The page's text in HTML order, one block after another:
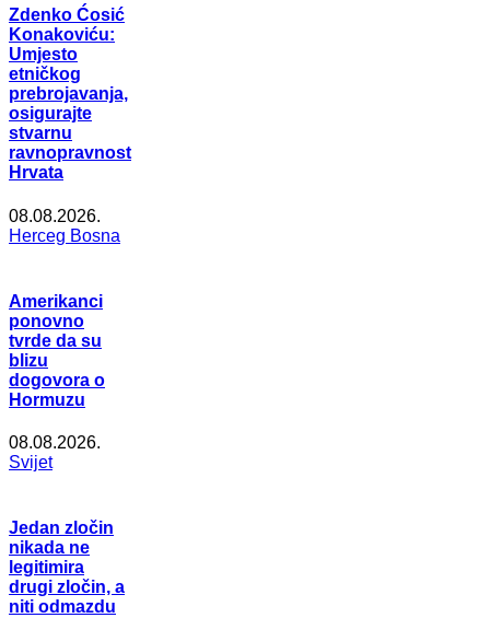
Zdenko Ćosić
Konakoviću:
Umjesto
etničkog
prebrojavanja,
osigurajte
stvarnu
ravnopravnost
Hrvata
08.08.2026.
Herceg Bosna
Amerikanci
ponovno
tvrde da su
blizu
dogovora o
Hormuzu
08.08.2026.
Svijet
Jedan zločin
nikada ne
legitimira
drugi zločin, a
niti odmazdu